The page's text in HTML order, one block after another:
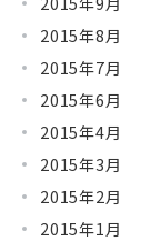
2015年8月
2015年7月
2015年6月
2015年4月
2015年3月
2015年2月
2015年1月